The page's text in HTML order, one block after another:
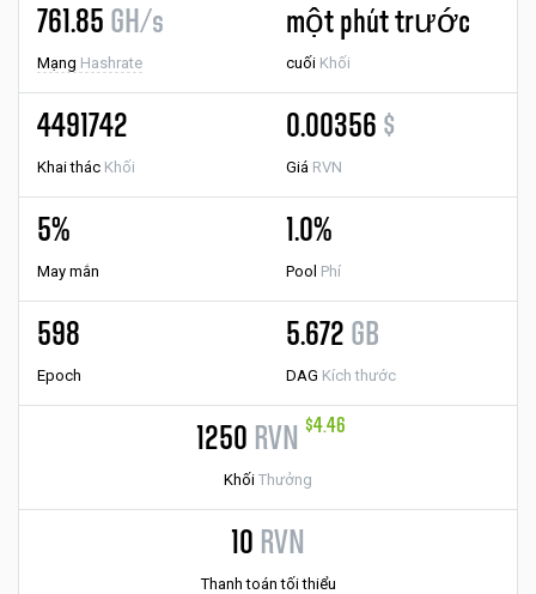
761.85 GH/s
Mạng Hashrate
một phút trước
cuối Khối
4491742
Khai thác Khối
0.00356 $
Giá RVN
5%
May mắn
1.0%
Pool Phí
598
Epoch
5.672 GB
DAG Kích thước
1250 RVN $4.46
Khối Thưởng
10 RVN
Thanh toán tối thiểu